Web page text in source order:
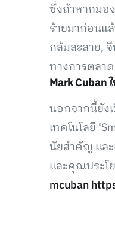
ซึ่งถ้าหากมอ
ร้ายมาก่อนแ
กล้มละลาย,
ทางการตลา
Mark Cuban
นอกจากนี้ยัง
เทคโนโลยี
นัยสำคัญ แล
และคุณประโ
mcuban